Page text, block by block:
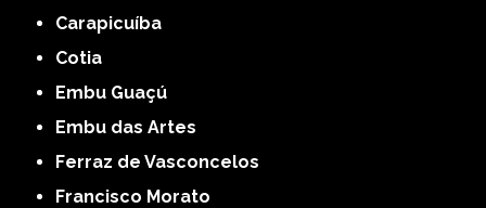
Carapicuíba
Cotia
Embu Guaçú
Embu das Artes
Ferraz de Vasconcelos
Francisco Morato